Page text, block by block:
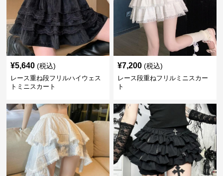
¥5,640 (税込)
レース重ね段フリルハイウェス
トミニスカート
¥7,200 (税込)
レース段重ねフリルミニスカー
ト